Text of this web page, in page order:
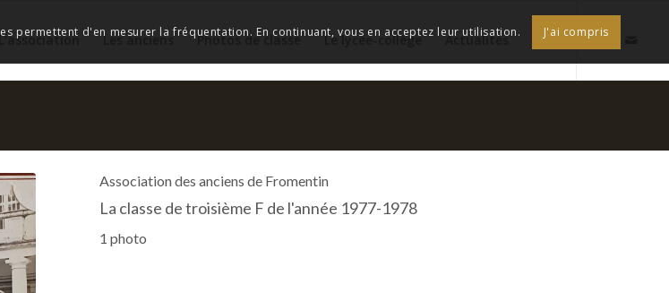
L’association Les anciens Photos de classe Le lycée-collège Actualités
Association des anciens de Fromentin
La classe de troisième F de l'année 1977-1978
1 photo
permettent d'en mesurer la fréquentation. En continuant, vous en acceptez leur utilisation. J'ai compris